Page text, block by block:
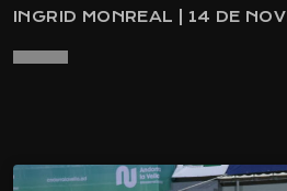
INGRID MONREAL | 14 DE